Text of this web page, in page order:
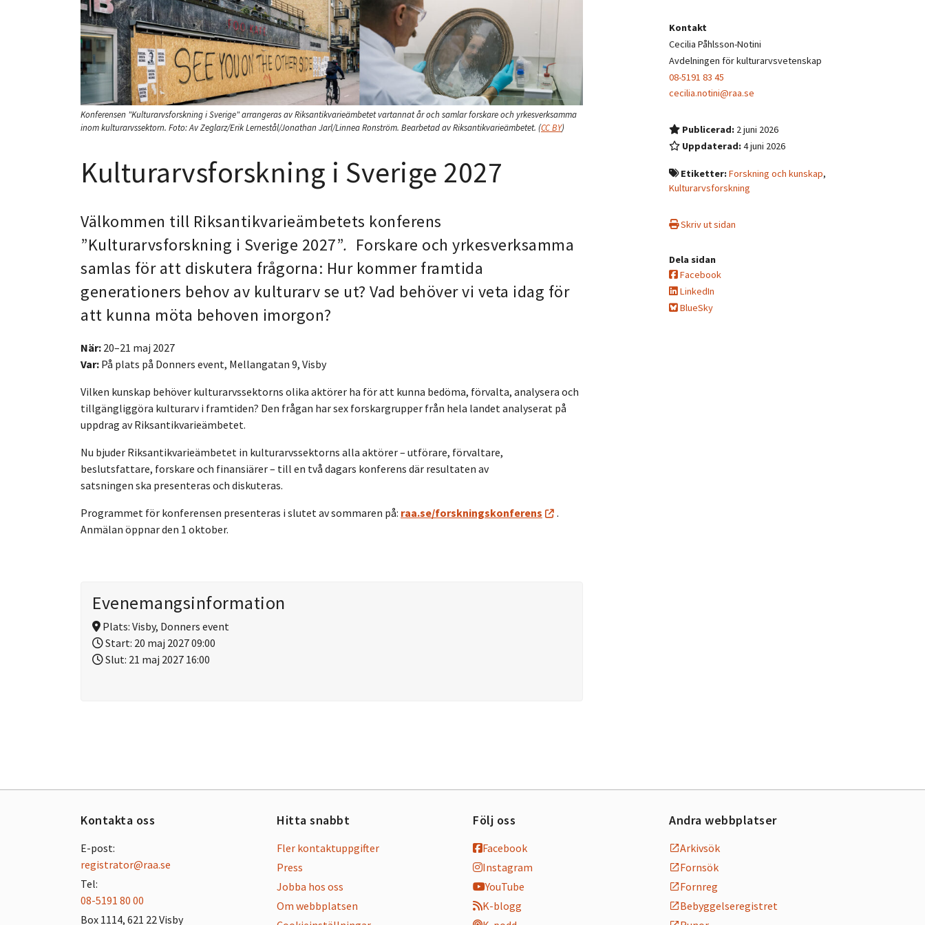
Konferensen "Kulturarvsforskning i Sverige" arrangeras av Riksantikvarieämbetet vartannat år och samlar forskare och yrkesverksamma
inom kulturarvssektorn. Foto:Av Zeglarz/Erik Lernestål/Jonathan Jarl/Linnea Ronström. Bearbetad av Riksantikvarieämbetet. (CC BY)
Kulturarvsforskning i Sverige 2027
Välkommen till Riksantikvarieämbetets konferens
”Kulturarvsforskning i Sverige 2027”. Forskare och yrkesverksamma
samlas för att diskutera frågorna: Hur kommer framtida
generationers behov av kulturarv se ut? Vad behöver vi veta idag för
att kunna möta behoven imorgon?
När: 20–21 maj 2027
Var: På plats på Donners event, Mellangatan 9, Visby
Vilken kunskap behöver kulturarvssektorns olika aktörer ha för att kunna bedöma, förvalta, analysera och
tillgängliggöra kulturarv i framtiden? Den frågan har sex forskargrupper från hela landet analyserat på
uppdrag av Riksantikvarieämbetet.
Nu bjuder Riksantikvarieämbetet in kulturarvssektorns alla aktörer – utförare, förvaltare,
beslutsfattare, forskare och finansiärer – till en två dagars konferens där resultaten av
satsningen ska presenteras och diskuteras.
Programmet för konferensen presenteras i slutet av sommaren på: raa.se/forskningskonferens
.
Anmälan öppnar den 1 oktober.
Evenemangsinformation
Plats: Visby, Donners event
Start: 20 maj 2027 09:00
Slut: 21 maj 2027 16:00
Kontakt
Cecilia Påhlsson-Notini
Avdelningen för kulturarvsvetenskap
08-5191 83 45
cecilia.notini@raa.se
Publicerad: 2 juni 2026
Uppdaterad:4 juni 2026
Etiketter:Forskning och kunskap,
Kulturarvsforskning
Skriv ut sidan
Dela sidan
Facebook
LinkedIn
BlueSky
Kontakta oss
E-post:
registrator@raa.se
Tel:
08-5191 80 00
Box 1114, 621 22 Visby
Hitta snabbt
Fler kontaktuppgifter
Press
Jobba hos oss
Om webbplatsen
Följ oss
Facebook
Instagram
YouTube
K-blogg
Andra webbplatser
Arkivsök
Fornsök
Fornreg
Bebyggelseregistret